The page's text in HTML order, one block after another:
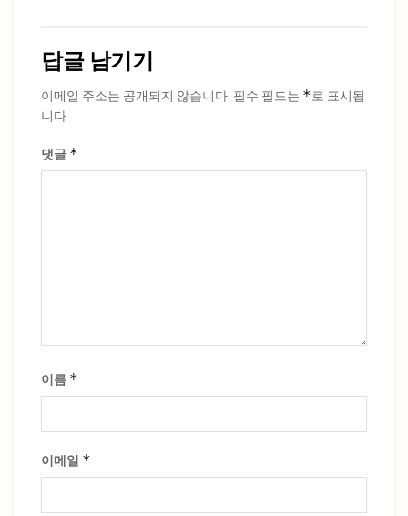
답글 남기기
이메일 주소는 공개되지 않습니다. 필수 필드는 *로 표시됩
니다
댓글 *
이름 *
이메일 *